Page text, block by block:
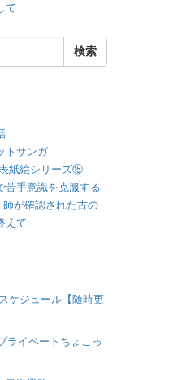
て
トサンガ
表紙絵シリーズ⑮
苦手意識を克服する
が確認された古の
えて
ケジュール【随時更
ライベートちょこっ